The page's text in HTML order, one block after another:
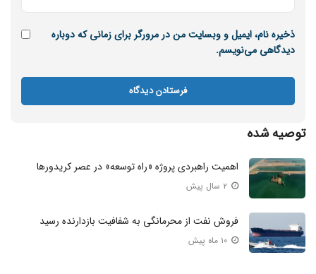
ذخیره نام، ایمیل و وبسایت من در مرورگر برای زمانی که دوباره
دیدگاهی می‌نویسم.
توصیه شده
اهمیت راهبردی پروژه «راه توسعه» در عصر کریدور‌ها
فروش نفت از محرمانگی به شفافیت بازدارنده رسید